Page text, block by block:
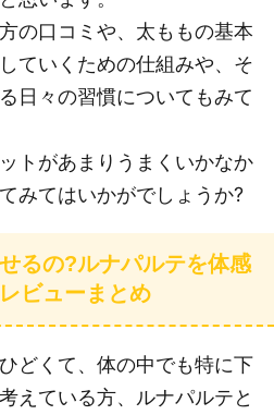
の口コミや、太ももの基本
ていくための仕組みや、そ
日々の習慣についてもみて
トがあまりうまくいかなか
みてはいかがでしょうか?
るの?ルナパルテを体感
ビューまとめ
どくて、体の中でも特に下
えている方、ルナパルテと